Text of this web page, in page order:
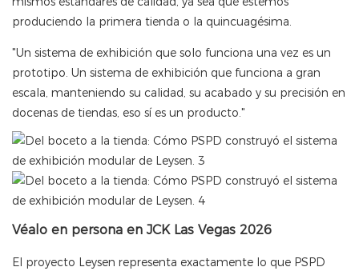
produciendo la primera tienda o la quincuagésima.
"Un sistema de exhibición que solo funciona una vez es un
prototipo. Un sistema de exhibición que funciona a gran
escala, manteniendo su calidad, su acabado y su precisión en
docenas de tiendas, eso sí es un producto."
Véalo en persona en JCK Las Vegas 2026
El proyecto Leysen representa exactamente lo que PSPD